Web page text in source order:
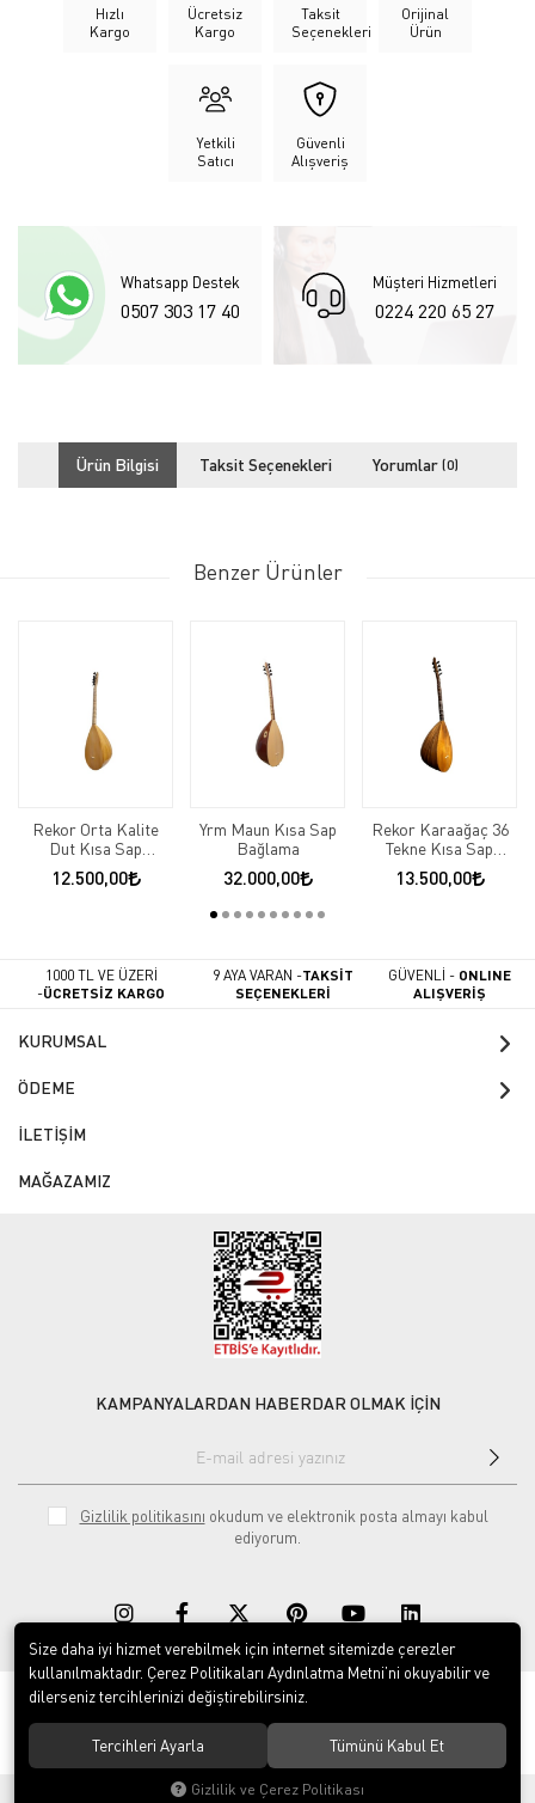
Hızlı
Kargo
Ücretsiz
Kargo
Taksit
Seçenekleri
Orijinal
Ürün
Yetkili
Satıcı
Güvenli
Alışveriş
Whatsapp Destek
0507 303 17 40
Müşteri Hizmetleri
0224 220 65 27
Ürün Bilgisi Taksit Seçenekleri Yorumlar (0)
Benzer Ürünler
Rekor Orta Kalite
Dut Kısa Sap
Bağlama
12.500,00
Yrm Maun Kısa Sap
Bağlama
32.000,00
Rekor Karaağaç 36
Tekne Kısa Sap
Bağlama
13.500,00
1000 TL VE ÜZERİ
-ÜCRETSİZ KARGO
9 AYA VARAN -TAKSİT
SEÇENEKLERİ
GÜVENLİ - ONLINE
ALIŞVERİŞ
KURUMSAL
ÖDEME
İLETİŞİM
MAĞAZAMIZ
KAMPANYALARDAN HABERDAR OLMAK İÇİN
Gizlilik politikasını okudum ve elektronik posta almayı kabul
ediyorum.
© 2020Rekor Müzik. Tüm hakları saklıdır.
Yeni Nesil E-Ticaret Sistemleri ile Hazırlanmıştır.
Size daha iyi hizmet verebilmek için internet sitemizde çerezler
kullanılmaktadır. Çerez Politikaları Aydınlatma Metni’ni okuyabilir ve
dilerseniz tercihlerinizi değiştirebilirsiniz.
Tercihleri Ayarla Tümünü Kabul Et
Gizlilik ve Çerez Politikası